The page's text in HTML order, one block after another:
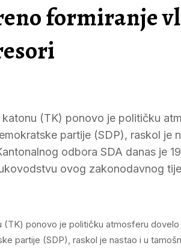
formiranje
katonu (TK) ponovo je političku
partije (SDP), raskol je
odbora SDA danas je
ovog zakonodavnog
(TK) ponovo je političku atmosferu dovelo
partije (SDP), raskol je nastao i u